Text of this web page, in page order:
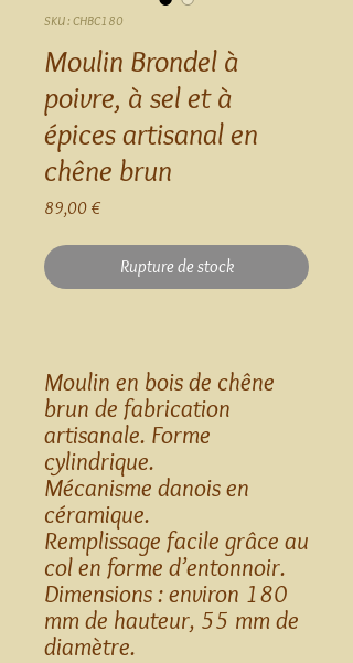
SKU : CHBC180
Moulin Brondel à
poivre, à sel et à
épices artisanal en
chêne brun
89,00 €Prix
Rupture de stock
Moulin en bois de chêne
brun de fabrication
artisanale. Forme
cylindrique.
Mécanisme danois en
céramique.
Remplissage facile grâce au
col en forme d’entonnoir.
Dimensions : environ 180
mm de hauteur, 55 mm de
diamètre.